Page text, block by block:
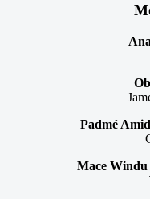
Padmé
Mace Windu